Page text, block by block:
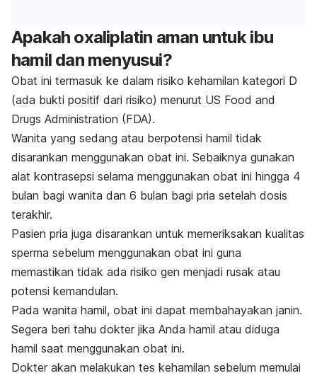
Apakah oxaliplatin aman untuk ibu
hamil dan menyusui?
Obat ini termasuk ke dalam risiko kehamilan kategori D
(ada bukti positif dari risiko) menurut US Food and
Drugs Administration (FDA).
Wanita yang sedang atau berpotensi hamil tidak
disarankan menggunakan obat ini. Sebaiknya gunakan
alat kontrasepsi selama menggunakan obat ini hingga 4
bulan bagi wanita dan 6 bulan bagi pria setelah dosis
terakhir.
Pasien pria juga disarankan untuk memeriksakan kualitas
sperma sebelum menggunakan obat ini guna
memastikan tidak ada risiko gen menjadi rusak atau
potensi kemandulan.
Pada wanita hamil, obat ini dapat membahayakan janin.
Segera beri tahu dokter jika Anda hamil atau diduga
hamil saat menggunakan obat ini.
Dokter akan melakukan tes kehamilan sebelum memulai